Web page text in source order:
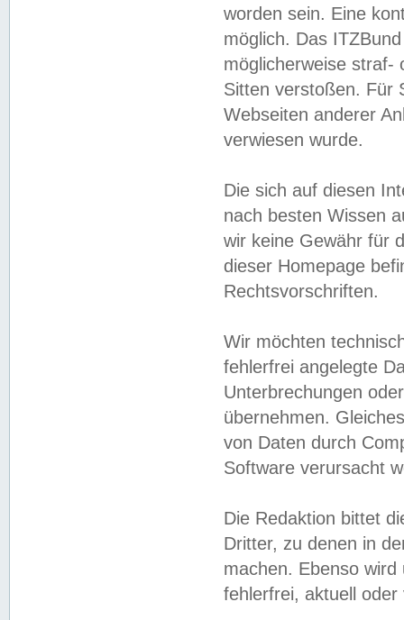
worden sein. Eine
möglich. Das
möglicherweise straf-
Sitten verstoßen. Für
Webseiten anderer
verwiesen wurde.
Die sich auf diesen
nach besten Wissen
wir keine Gewähr für
dieser Homepage
Rechtsvorschriften.
Wir möchten
fehlerfrei angelegte
Unterbrechungen
übernehmen.
von Daten durch
Software verursacht
Die Redaktion bittet
Dritter, zu denen in
machen. Ebenso
fehlerfrei, aktuell oder